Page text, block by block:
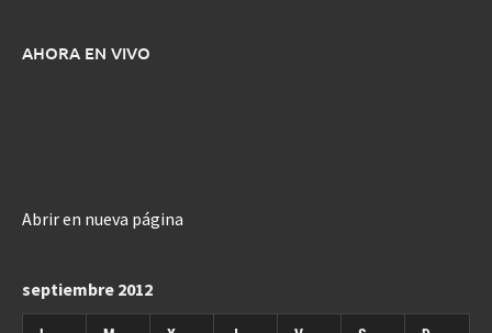
AHORA EN VIVO
Abrir en nueva página
septiembre 2012